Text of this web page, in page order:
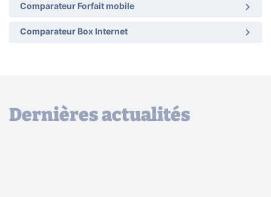
Comparateur Forfait mobile
Comparateur Box Internet
Dernières actualités